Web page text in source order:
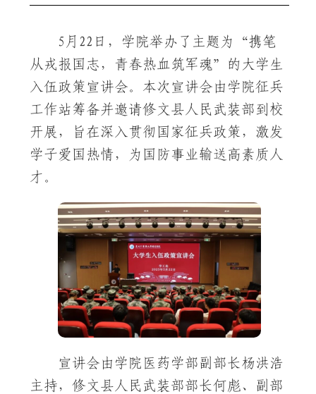
5月22日，学院举办了主题为“携笔
从戎报国志，青春热血筑军魂”的大学生
入伍政策宣讲会。本次宣讲会由学院征兵
工作站筹备并邀请修文县人民武装部到校
开展，旨在深入贯彻国家征兵政策，激发
学子爱国热情，为国防事业输送高素质人
才。
宣讲会由学院医药学部副部长杨洪浩
主持，修文县人民武装部部长何彪、副部